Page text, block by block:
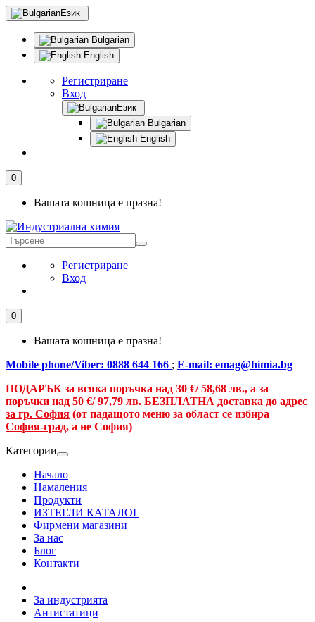
Език
Bulgarian
English
Регистриране
Вход
Език
Bulgarian
English
0
Вашата кошница е празна!
Регистриране
Вход
0
Вашата кошница е празна!
Mobile phone/Viber: 0888 644 166 ; E-mail: emag@himia.bg
ПОДАРЪК за всяка поръчка над 30 €/58,68 лв., а за
поръчки над 50 €/ 97,79 лв. БЕЗПЛАТНА доставка до адрес
за гр. София (от падащото меню за област се избира
София-град, а не София)
Категории
Начало
Намаления
Продукти
ИЗТЕГЛИ КАТАЛОГ
Фирмени магазини
За нас
Блог
Контакти
За индустрията
Антистатици